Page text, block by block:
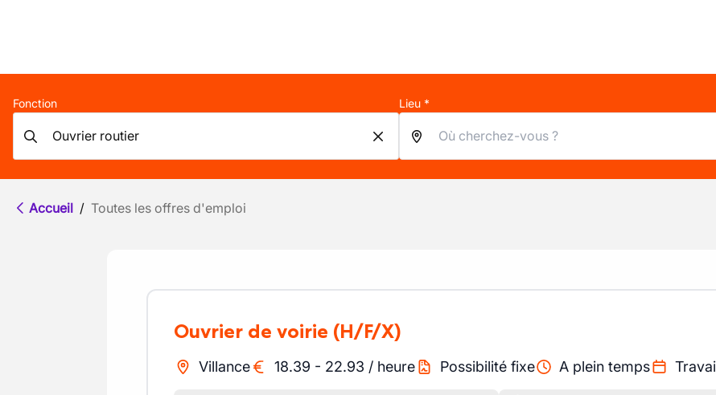
Fonction Lieu *
Accueil / Toutes les offres d'emploi
Ouvrier de voirie (H/F/X)
Villance 18.39 - 22.93 / heure Possibilité fixe A plein temps